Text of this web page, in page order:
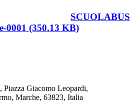
SCUOLABUS
0001 (350.13 KB)
Giacomo Leopardi,
Marche, 63823, Italia